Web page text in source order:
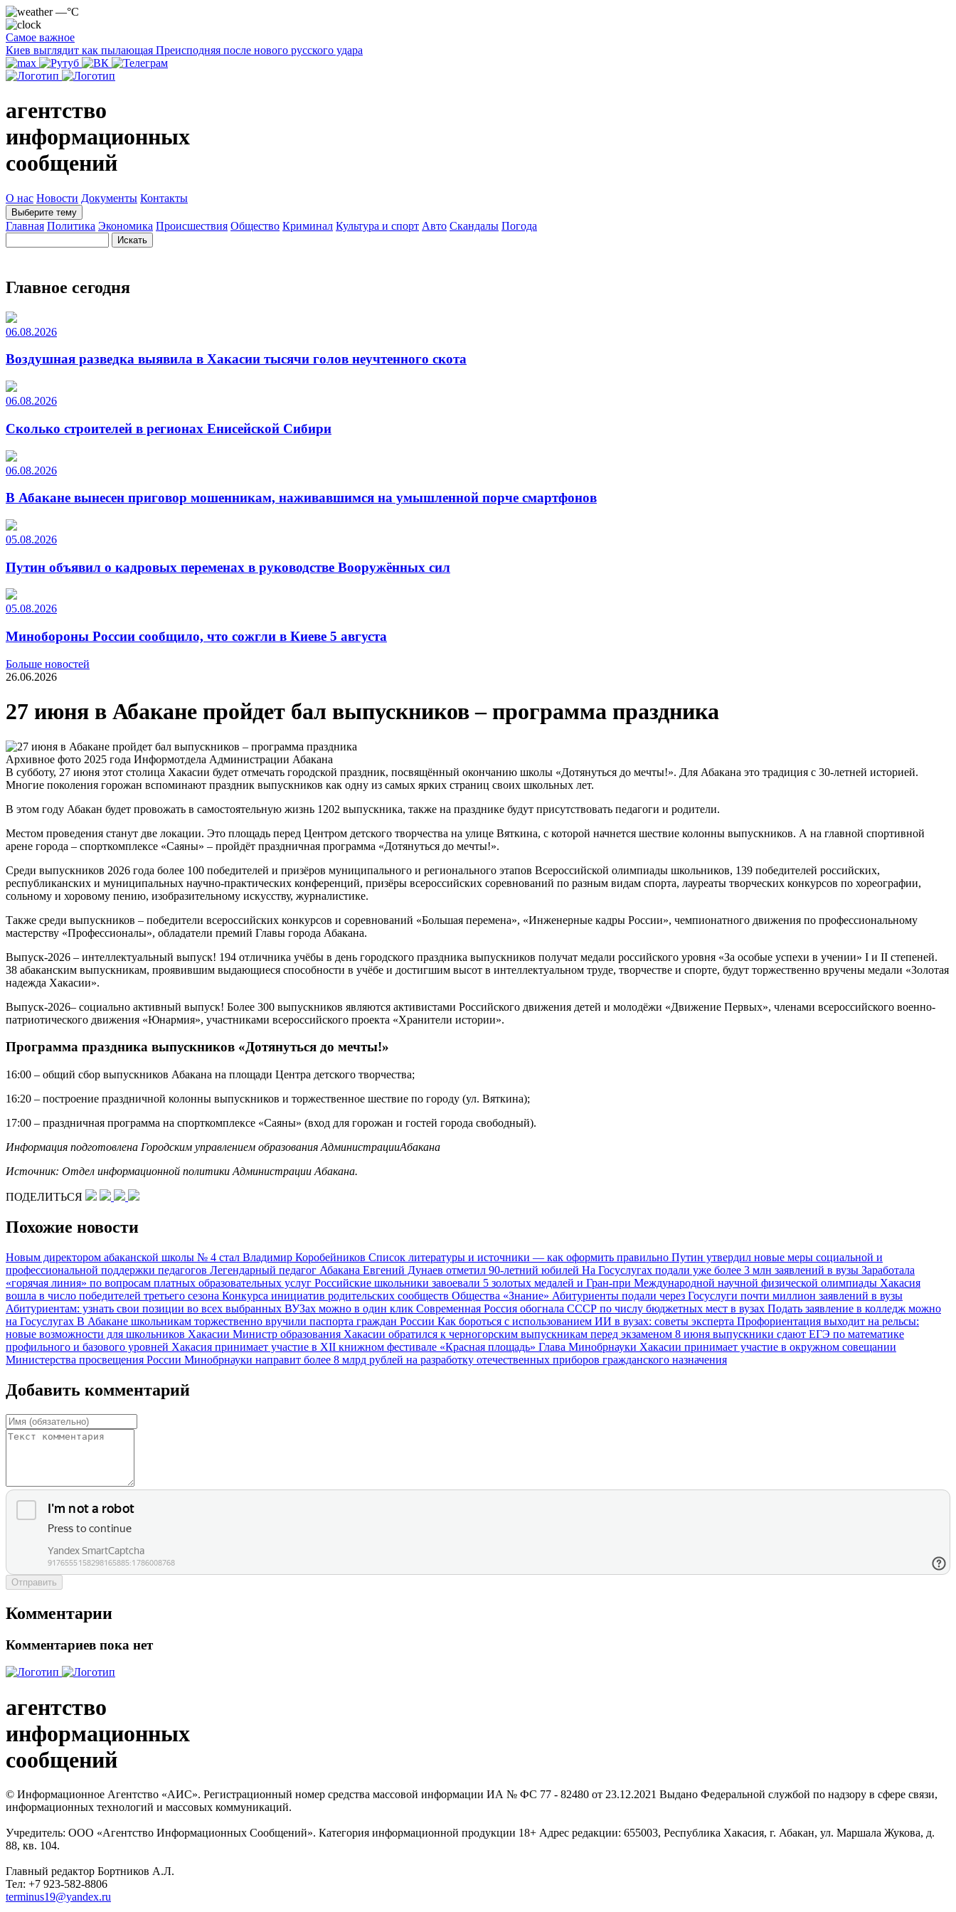
—°C
Самое важное
Киев выглядит как пылающая Преисподняя после нового русского удара
агентство
информационных
сообщений
О нас Новости Документы Контакты
Выберите тему
Главная Политика Экономика Происшествия Общество Криминал Культура и спорт Авто Скандалы Погода
Главное сегодня
06.08.2026
Воздушная разведка выявила в Хакасии тысячи голов неучтенного скота
06.08.2026
Сколько строителей в регионах Енисейской Сибири
06.08.2026
В Абакане вынесен приговор мошенникам, наживавшимся на умышленной порче смартфонов
05.08.2026
Путин объявил о кадровых переменах в руководстве Вооружённых сил
05.08.2026
Минобороны России сообщило, что сожгли в Киеве 5 августа
Больше новостей
26.06.2026
27 июня в Абакане пройдет бал выпускников – программа праздника
Архивное фото 2025 года Информотдела Администрации Абакана
В субботу, 27 июня этот столица Хакасии будет отмечать городской праздник, посвящённый окончанию школы «Дотянуться до мечты!». Для Абакана это традиция с 30-летней историей.
Многие поколения горожан вспоминают праздник выпускников как одну из самых ярких страниц своих школьных лет.
В этом году Абакан будет провожать в самостоятельную жизнь 1202 выпускника, также на празднике будут присутствовать педагоги и родители.
Местом проведения станут две локации. Это площадь перед Центром детского творчества на улице Вяткина, с которой начнется шествие колонны выпускников. А на главной спортивной
арене города – спорткомплексе «Саяны» – пройдёт праздничная программа «Дотянуться до мечты!».
Среди выпускников 2026 года более 100 победителей и призёров муниципального и регионального этапов Всероссийской олимпиады школьников, 139 победителей российских,
республиканских и муниципальных научно-практических конференций, призёры всероссийских соревнований по разным видам спорта, лауреаты творческих конкурсов по хореографии,
сольному и хоровому пению, изобразительному искусству, журналистике.
Также среди выпускников – победители всероссийских конкурсов и соревнований «Большая перемена», «Инженерные кадры России», чемпионатного движения по профессиональному
мастерству «Профессионалы», обладатели премий Главы города Абакана.
Выпуск-2026 – интеллектуальный выпуск! 194 отличника учёбы в день городского праздника выпускников получат медали российского уровня «За особые успехи в учении» I и II степеней.
38 абаканским выпускникам, проявившим выдающиеся способности в учёбе и достигшим высот в интеллектуальном труде, творчестве и спорте, будут торжественно вручены медали «Золотая
надежда Хакасии».
Выпуск-2026– социально активный выпуск! Более 300 выпускников являются активистами Российского движения детей и молодёжи «Движение Первых», членами всероссийского военно-
патриотического движения «Юнармия», участниками всероссийского проекта «Хранители истории».
Программа праздника выпускников «Дотянуться до мечты!»
16:00 – общий сбор выпускников Абакана на площади Центра детского творчества;
16:20 – построение праздничной колонны выпускников и торжественное шествие по городу (ул. Вяткина);
17:00 – праздничная программа на спорткомплексе «Саяны» (вход для горожан и гостей города свободный).
Информация подготовлена Городским управлением образования АдминистрацииАбакана
Источник: Отдел информационной политики Администрации Абакана.
ПОДЕЛИТЬСЯ
Похожие новости
Новым директором абаканской школы № 4 стал Владимир Коробейников Список литературы и источники — как оформить правильно Путин утвердил новые меры социальной и
профессиональной поддержки педагогов Легендарный педагог Абакана Евгений Дунаев отметил 90-летний юбилей На Госуслугах подали уже более 3 млн заявлений в вузы Заработала
«горячая линия» по вопросам платных образовательных услуг Российские школьники завоевали 5 золотых медалей и Гран-при Международной научной физической олимпиады Хакасия
вошла в число победителей третьего сезона Конкурса инициатив родительских сообществ Общества «Знание» Абитуриенты подали через Госуслуги почти миллион заявлений в вузы
Абитуриентам: узнать свои позиции во всех выбранных ВУЗах можно в один клик Современная Россия обогнала СССР по числу бюджетных мест в вузах Подать заявление в колледж можно
на Госуслугах В Абакане школьникам торжественно вручили паспорта граждан России Как бороться с использованием ИИ в вузах: советы эксперта Профориентация выходит на рельсы:
новые возможности для школьников Хакасии Министр образования Хакасии обратился к черногорским выпускникам перед экзаменом 8 июня выпускники сдают ЕГЭ по математике
профильного и базового уровней Хакасия принимает участие в XII книжном фестивале «Красная площадь» Глава Минобрнауки Хакасии принимает участие в окружном совещании
Министерства просвещения России Минобрнауки направит более 8 млрд рублей на разработку отечественных приборов гражданского назначения
Добавить комментарий
Отправить
Комментарии
Комментариев пока нет
агентство
информационных
сообщений
© Информационное Агентство «АИС». Регистрационный номер средства массовой информации ИА № ФС 77 - 82480 от 23.12.2021 Выдано Федеральной службой по надзору в сфере связи,
информационных технологий и массовых коммуникаций.
Учредитель: ООО «Агентство Информационных Сообщений». Категория информационной продукции 18+ Адрес редакции: 655003, Республика Хакасия, г. Абакан, ул. Маршала Жукова, д.
88, кв. 104.
Главный редактор Бортников А.Л.
Тел: +7 923-582-8806
terminus19@yandex.ru